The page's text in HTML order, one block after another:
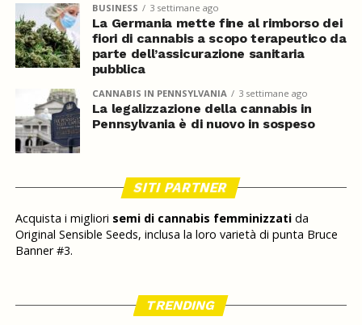
BUSINESS 3 settimane ago
La Germania mette fine al rimborso dei
fiori di cannabis a scopo terapeutico da
parte dell’assicurazione sanitaria
pubblica
CANNABIS IN PENNSYLVANIA 3 settimane ago
La legalizzazione della cannabis in
Pennsylvania è di nuovo in sospeso
SITI PARTNER
Acquista i migliori semi di cannabis femminizzatida
Original Sensible Seeds, inclusa la loro varietà di punta Bruce
Banner #3.
TRENDING